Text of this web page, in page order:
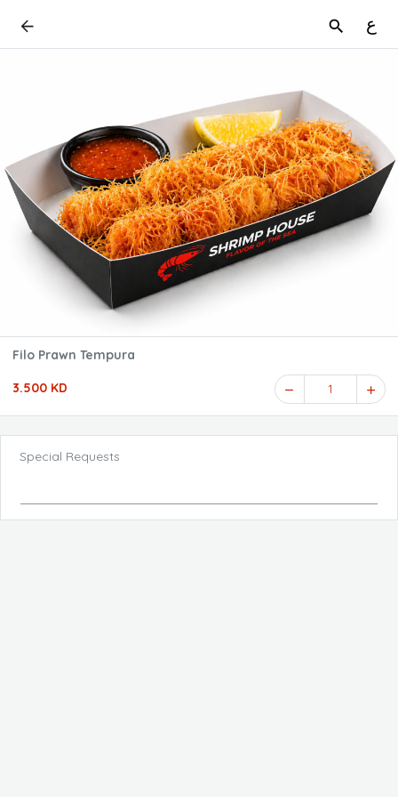
ع
Filo Prawn Tempura
3.500 KD 1
Special Requests